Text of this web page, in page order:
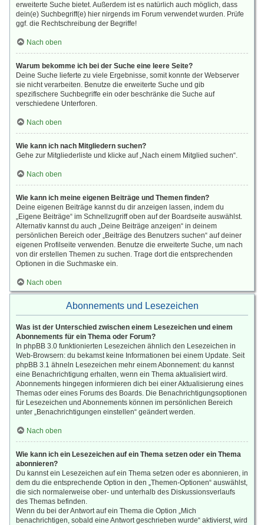
erweiterte Suche bietet. Außerdem ist es natürlich auch möglich, dass
dein(e) Suchbegriff(e) hier nirgends im Forum verwendet wurden. Prüfe
ggf. die Rechtschreibung der Begriffe!
Nach oben
Warum bekomme ich bei der Suche eine leere Seite?
Deine Suche lieferte zu viele Ergebnisse, somit konnte der Webserver
sie nicht verarbeiten. Benutze die erweiterte Suche und gib
spezifischere Suchbegriffe ein oder beschränke die Suche auf
verschiedene Unterforen.
Nach oben
Wie kann ich nach Mitgliedern suchen?
Gehe zur Mitgliederliste und klicke auf „Nach einem Mitglied suchen“.
Nach oben
Wie kann ich meine eigenen Beiträge und Themen finden?
Deine eigenen Beiträge kannst du dir anzeigen lassen, indem du
„Eigene Beiträge“ im Schnellzugriff oben auf der Boardseite auswählst.
Alternativ kannst du auch „Deine Beiträge anzeigen“ in deinem
persönlichen Bereich oder „Beiträge des Benutzers suchen“ auf deiner
eigenen Profilseite verwenden. Benutze die erweiterte Suche, um nach
von dir erstellen Themen zu suchen. Trage dort die entsprechenden
Optionen in die Suchmaske ein.
Nach oben
Abonnements und Lesezeichen
Was ist der Unterschied zwischen einem Lesezeichen und einem
Abonnements für ein Thema oder Forum?
In phpBB 3.0 funktionierten Lesezeichen ähnlich den Lesezeichen in
Web-Browsern: du bekamst keine Informationen bei einem Update. Seit
phpBB 3.1 ähneln Lesezeichen mehr einem Abonnement: du kannst
eine Benachrichtigung erhalten, wenn ein Thema aktualisiert wird.
Abonnements hingegen informieren dich bei einer Aktualisierung eines
Themas oder eines Forums des Boards. Die Benachrichtigungsoptionen
für Lesezeichen und Abonnements können im persönlichen Bereich
unter „Benachrichtigungen einstellen“ geändert werden.
Nach oben
Wie kann ich ein Lesezeichen auf ein Thema setzen oder ein Thema
abonnieren?
Du kannst ein Lesezeichen auf ein Thema setzen oder es abonnieren, in
dem du die entsprechende Option in den „Themen-Optionen“ auswählst,
die sich normalerweise ober- und unterhalb des Diskussionsverlaufs
des Themas befinden.
Wenn du bei der Antwort auf ein Thema die Option „Mich
benachrichtigen, sobald eine Antwort geschrieben wurde“ aktivierst, wird